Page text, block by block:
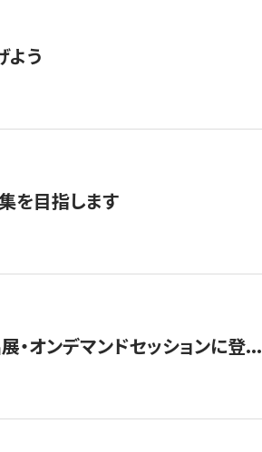
よう
を目指します
・オンデマンドセッションに登...